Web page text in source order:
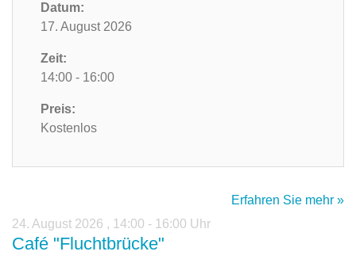
Datum:
17. August 2026
Zeit:
14:00 - 16:00
Preis:
Kostenlos
Erfahren Sie mehr »
24. August 2026 , 14:00 - 16:00 Uhr
Café "Fluchtbrücke"